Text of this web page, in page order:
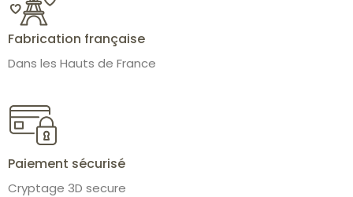
Fabrication française
Dans les Hauts de France
Paiement sécurisé
Cryptage 3D secure